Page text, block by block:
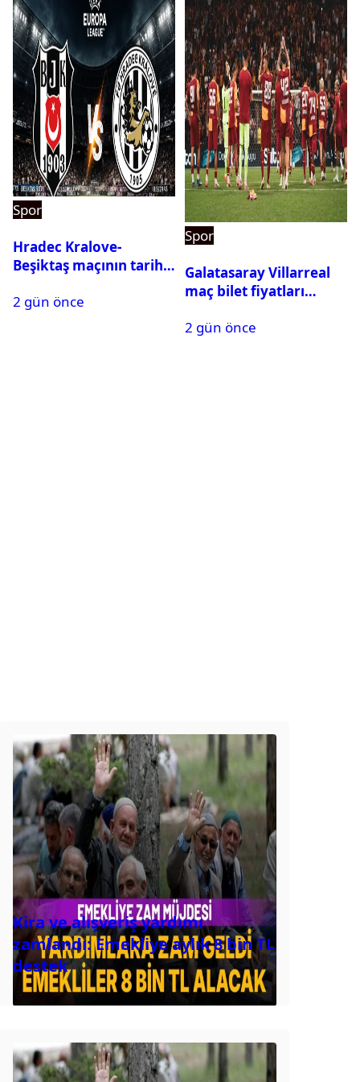
Spor
Hradec Kralove-
Beşiktaş maçının tarihi
2 gün önce
Spor
Galatasaray Villarreal
maç bilet fiyatları
2 gün önce
Kira ve alışveriş yardımı
zamlandı: Emekliye aylık 8 bin TL
destek